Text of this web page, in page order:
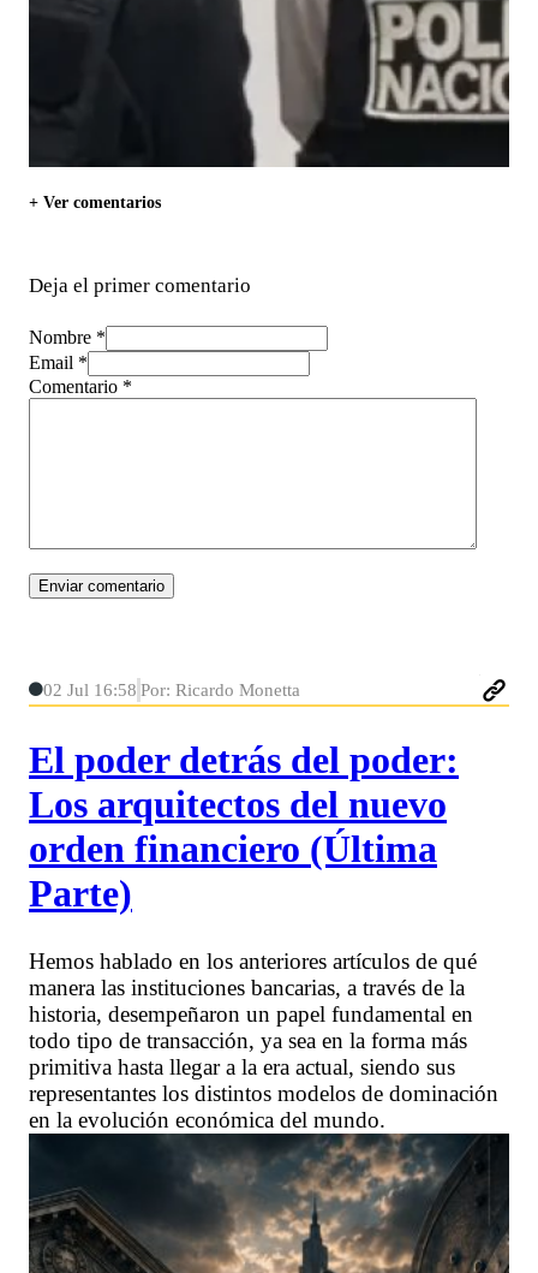
+ Ver comentarios
Deja el primer comentario
Nombre *
Email *
Comentario *
02 Jul 16:58 Por: Ricardo Monetta
El poder detrás del poder:
Los arquitectos del nuevo
orden financiero (Última
Parte)
Hemos hablado en los anteriores artículos de qué
manera las instituciones bancarias, a través de la
historia, desempeñaron un papel fundamental en
todo tipo de transacción, ya sea en la forma más
primitiva hasta llegar a la era actual, siendo sus
representantes los distintos modelos de dominación
en la evolución económica del mundo.